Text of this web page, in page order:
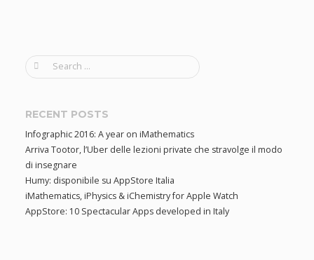
S
r
h
f
o
r
:
RECENT POSTS
Infographic 2016: A year on iMathematics
Arriva Tootor, l’Uber delle lezioni private che stravolge il modo
di insegnare
Humy: disponibile su AppStore Italia
iMathematics, iPhysics & iChemistry for Apple Watch
AppStore: 10 Spectacular Apps developed in Italy